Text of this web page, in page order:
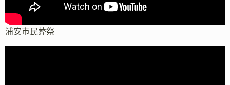
浦安市民葬祭